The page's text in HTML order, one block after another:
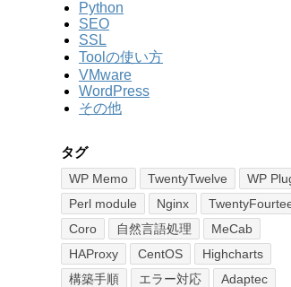
Python
SEO
SSL
Toolの使い方
VMware
WordPress
その他
タグ
WP Memo TwentyTwelve
WP
Perl module
Nginx
Coro
自然言語処理
MeCab
HAProxy
CentOS
Highcharts
構築手順
エラー対応
Adaptec